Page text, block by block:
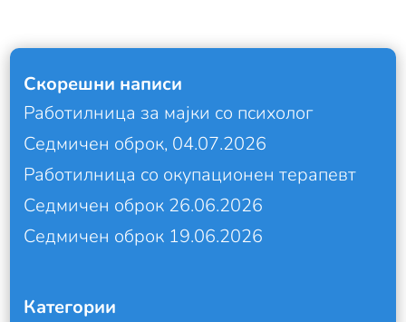
Скорешни написи
Работилница за мајки со психолог
Седмичен оброк, 04.07.2026
Работилница со окупационен терапевт
Седмичен оброк 26.06.2026
Седмичен оброк 19.06.2026
Категории